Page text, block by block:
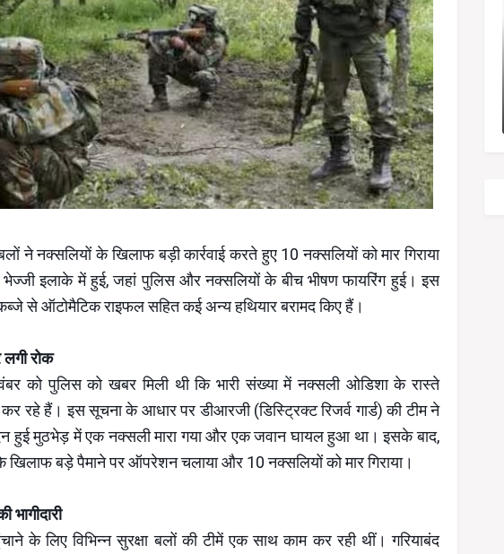
ने नक्सलियों के खिलाफ बड़ी कार्रवाई करते हुए 10 नक्सलियों को मार गिराया
इलाके में हुई, जहां पुलिस और नक्सलियों के बीच भीषण फायरिंग हुई। इस
से ऑटोमैटिक राइफल सहित कई अन्य हथियार बरामद किए हैं।
रोक
को पुलिस को खबर मिली थी कि भारी संख्या में नक्सली ओडिशा के रास्ते
रहे हैं। इस सूचना के आधार पर डीआरजी (डिस्ट्रिक्ट रिजर्व गार्ड) की टीम ने
हुई मुठभेड़ में एक नक्सली मारा गया और एक जवान घायल हुआ था। इसके बाद,
खिलाफ बड़े पैमाने पर ऑपरेशन चलाया और 10 नक्सलियों को मार गिराया।
लिए विभिन्न सुरक्षा बलों की टीमें एक साथ काम कर रही थीं। गरियाबंद